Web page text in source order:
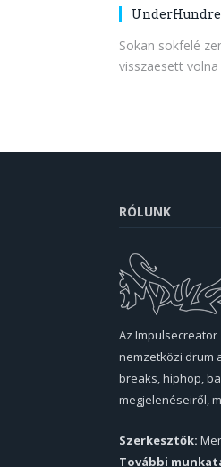
Sokan sokfelé
visszaesett
RÓLUNK
Az
nemzetközi drum
breaks, hiphop,
megjelenéseiről,
Szerkesztők:
További